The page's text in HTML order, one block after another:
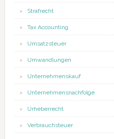
Strafrecht
Tax Accounting
Umsatzsteuer
Umwandlungen
Unternehmenskauf
Unternehmensnachfolge
Urheberrecht
Verbrauchsteuer